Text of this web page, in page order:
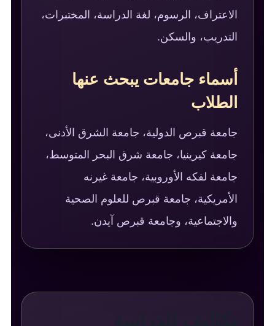
الاعتراف، الرسوم، لغة الدراسة، المختبرات،
التدريب، والسكن.
أسماء جامعات يبحث عنها
الطلاب
جامعة قبرص الدولية، جامعة الشرق الأدنى،
جامعة كيرينيا، جامعة شرق البحر المتوسط،
جامعة لفكه الأوروبية، جامعة غيرنه
الأمريكية، جامعة قبرص للعلوم الصحية
والاجتماعية، وجامعة قبرص آيدن.